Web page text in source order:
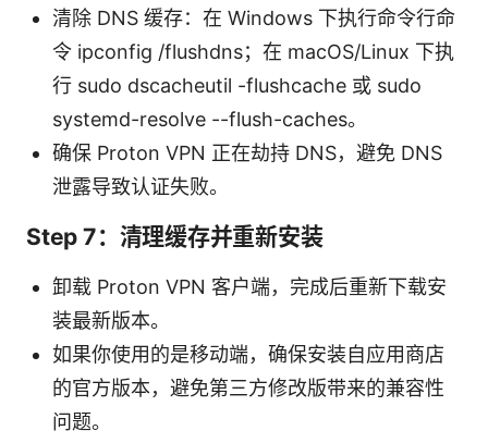
清除 DNS 缓存：在 Windows 下执行命令行命
令 ipconfig /flushdns；在 macOS/Linux 下执
行 sudo dscacheutil -flushcache 或 sudo
systemd-resolve --flush-caches。
确保 Proton VPN 正在劫持 DNS，避免 DNS
泄露导致认证失败。
Step 7：清理缓存并重新安装
卸载 Proton VPN 客户端，完成后重新下载安
装最新版本。
如果你使用的是移动端，确保安装自应用商店
的官方版本，避免第三方修改版带来的兼容性
问题。